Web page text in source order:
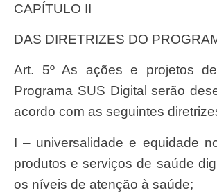
CAPÍTULO II
DAS DIRETRIZES DO
Art. 5º As ações e projetos decorrentes do
Programa SUS Digital serão
acordo com as seguintes
I – universalidade e equidade no acesso aos
produtos e serviços de saúde
os níveis de atenção à saúde;